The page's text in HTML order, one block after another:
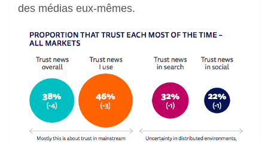
des médias eux-mêmes.